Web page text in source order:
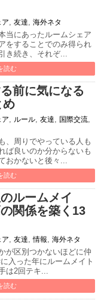
ア 友達 海外ネタ
当にあったルームシェア
をすることでのみ得られ
き続き、それぞ...
読む
前に気になる
め
ア ルール, 友達 国際交流,
、周りでやっている人も
ば良いのか分からないも
おかないと後々...
読む
ルームメイ
関係を築く13
ア 友達 ,情報 海外ネタ
が区別つかないほどに仲
入った年にルームメイト
は2回テキ...
読む